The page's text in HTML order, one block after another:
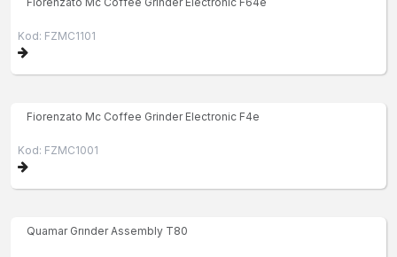
Kod: FZMC1101
Fiorenzato Mc Coffee Grinder Electronic F4e
Kod: FZMC1001
Quamar Grınder Assembly T80